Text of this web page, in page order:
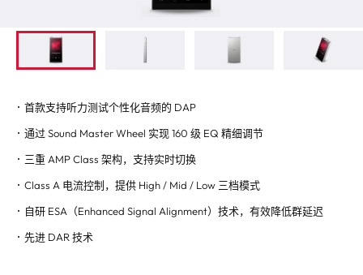
首款支持听力测试个性化音频的 DAP
通过 Sound Master Wheel 实现 160 级 EQ 精细调节
三重 AMP Class 架构，支持实时切换
Class A 电流控制，提供 High / Mid / Low 三档模式
自研 ESA（Enhanced Signal Alignment）技术，有效降低群延迟
先进 DAR 技术